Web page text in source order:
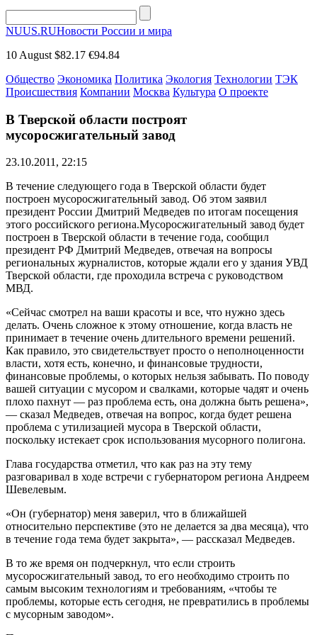
NUUS.RUНовости России и мира
10 August $82.17 €94.84
Общество Экономика Политика Экология Технологии ТЭК
Происшествия Компании Москва Культура О проекте
В Тверской области построят
мусоросжигательный завод
23.10.2011, 22:15
В течение следующего года в Тверской области будет
построен мусоросжигательный завод. Об этом заявил
президент России Дмитрий Медведев по итогам посещения
этого российского региона.Мусоросжигательный завод будет
построен в Тверской области в течение года, сообщил
президент РФ Дмитрий Медведев, отвечая на вопросы
региональных журналистов, которые ждали его у здания УВД
Тверской области, где проходила встреча с руководством
МВД.
«Сейчас смотрел на ваши красоты и все, что нужно здесь
делать. Очень сложное к этому отношение, когда власть не
принимает в течение очень длительного времени решений.
Как правило, это свидетельствует просто о неполноценности
власти, хотя есть, конечно, и финансовые трудности,
финансовые проблемы, о которых нельзя забывать. По поводу
вашей ситуации с мусором и свалками, которые чадят и очень
плохо пахнут — раз проблема есть, она должна быть решена»,
— сказал Медведев, отвечая на вопрос, когда будет решена
проблема с утилизацией мусора в Тверской области,
поскольку истекает срок использования мусорного полигона.
Глава государства отметил, что как раз на эту тему
разговаривал в ходе встречи с губернатором региона Андреем
Шевелевым.
«Он (губернатор) меня заверил, что в ближайшей
относительно перспективе (это не делается за два месяца), что
в течение года тема будет закрыта», — рассказал Медведев.
В то же время он подчеркнул, что если строить
мусоросжигательный завод, то его необходимо строить по
самым высоким технологиям и требованиям, «чтобы те
проблемы, которые есть сегодня, не превратились в проблемы
с мусорным заводом».